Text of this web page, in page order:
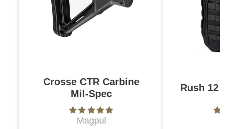
Crosse CTR Carbine
Mil-Spec
Magpul
Rush 12